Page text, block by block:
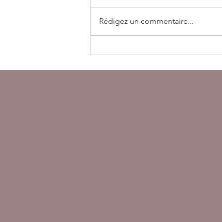
Madonna est à la musique.”
Rédigez un commentaire...